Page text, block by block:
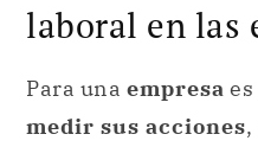
laboral en las
Para una empresa
medir sus acciones